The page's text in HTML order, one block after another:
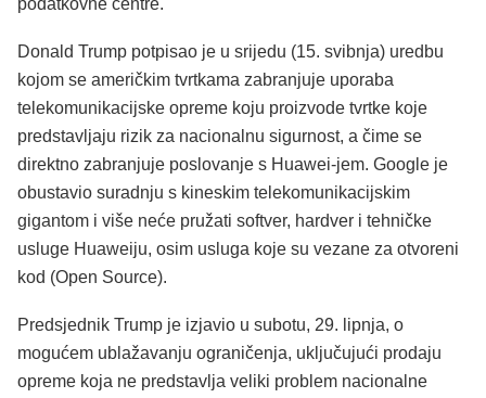
podatkovne centre.
Donald Trump potpisao je u srijedu (15. svibnja) uredbu
kojom se američkim tvrtkama zabranjuje uporaba
telekomunikacijske opreme koju proizvode tvrtke koje
predstavljaju rizik za nacionalnu sigurnost, a čime se
direktno zabranjuje poslovanje s Huawei-jem. Google je
obustavio suradnju s kineskim telekomunikacijskim
gigantom i više neće pružati softver, hardver i tehničke
usluge Huaweiju, osim usluga koje su vezane za otvoreni
kod (Open Source).
Predsjednik Trump je izjavio u subotu, 29. lipnja, o
mogućem ublažavanju ograničenja, uključujući prodaju
opreme koja ne predstavlja veliki problem nacionalne